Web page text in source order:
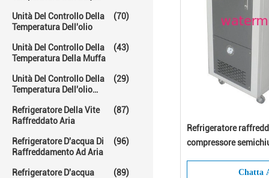
Unità Del Controllo Della
Temperatura Dell'olio
(70)
Unità Del Controllo Della
Temperatura Della Muffa
(43)
Unità Del Controllo Della
Temperatura Dell'olio
(29)
Refrigeratore Della Vite
Raffreddato Aria
(87)
Refrigeratore D'acqua Di
Raffreddamento Ad Aria
(96)
Refrigeratore D'acqua
(89)
Refrigeratore
compressore
Chatta